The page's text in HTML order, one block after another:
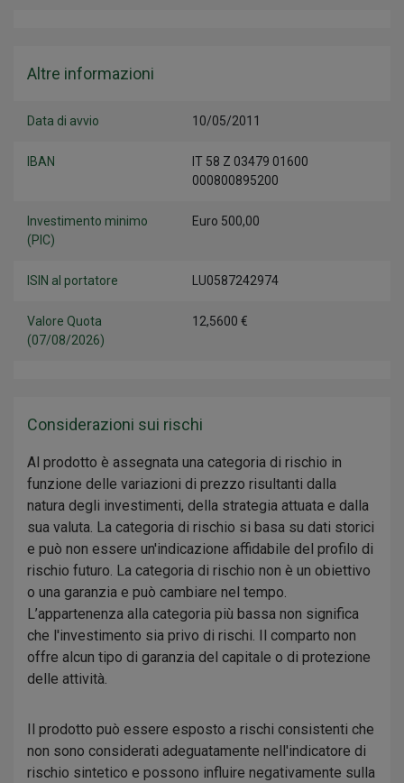
Altre informazioni
Data di avvio 10/05/2011
IBAN
IT 58 Z 03479 01600
000800895200
Investimento minimo
(PIC)
Euro 500,00
ISIN al portatore LU0587242974
Valore Quota
(07/08/2026)
12,5600 €
Considerazioni sui rischi
Al prodotto è assegnata una categoria di rischio in
funzione delle variazioni di prezzo risultanti dalla
natura degli investimenti, della strategia attuata e dalla
sua valuta. La categoria di rischio si basa su dati storici
e può non essere un'indicazione affidabile del profilo di
rischio futuro. La categoria di rischio non è un obiettivo
o una garanzia e può cambiare nel tempo.
L’appartenenza alla categoria più bassa non significa
che l'investimento sia privo di rischi. Il comparto non
offre alcun tipo di garanzia del capitale o di protezione
delle attività.
Il prodotto può essere esposto a rischi consistenti che
non sono considerati adeguatamente nell'indicatore di
rischio sintetico e possono influire negativamente sulla